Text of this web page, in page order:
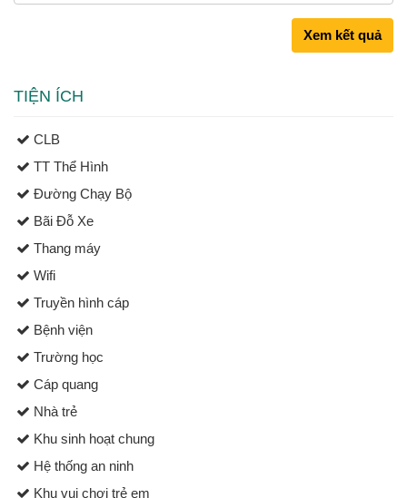
Xem kết quả
TIỆN ÍCH
CLB
TT Thể Hình
Đường Chạy Bộ
Bãi Đỗ Xe
Thang máy
Wifi
Truyền hình cáp
Bệnh viện
Trường học
Cáp quang
Nhà trẻ
Khu sinh hoạt chung
Hệ thống an ninh
Khu vui chơi trẻ em